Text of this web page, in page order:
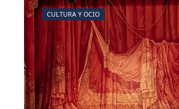
CULTURA Y OCIO